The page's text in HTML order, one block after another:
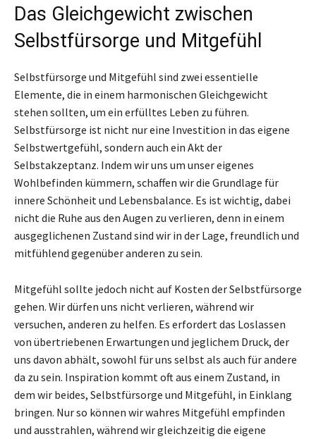
Das Gleichgewicht zwischen
Selbstfürsorge und Mitgefühl
Selbstfürsorge und Mitgefühl sind zwei essentielle
Elemente, die in einem harmonischen Gleichgewicht
stehen sollten, um ein erfülltes Leben zu führen.
Selbstfürsorge ist nicht nur eine Investition in das eigene
Selbstwertgefühl, sondern auch ein Akt der
Selbstakzeptanz. Indem wir uns um unser eigenes
Wohlbefinden kümmern, schaffen wir die Grundlage für
innere Schönheit und Lebensbalance. Es ist wichtig, dabei
nicht die Ruhe aus den Augen zu verlieren, denn in einem
ausgeglichenen Zustand sind wir in der Lage, freundlich und
mitfühlend gegenüber anderen zu sein.
Mitgefühl sollte jedoch nicht auf Kosten der Selbstfürsorge
gehen. Wir dürfen uns nicht verlieren, während wir
versuchen, anderen zu helfen. Es erfordert das Loslassen
von übertriebenen Erwartungen und jeglichem Druck, der
uns davon abhält, sowohl für uns selbst als auch für andere
da zu sein. Inspiration kommt oft aus einem Zustand, in
dem wir beides, Selbstfürsorge und Mitgefühl, in Einklang
bringen. Nur so können wir wahres Mitgefühl empfinden
und ausstrahlen, während wir gleichzeitig die eigene